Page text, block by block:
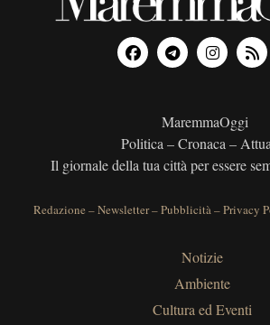
MaremmaOggi
Politica – Cronaca –
Il giornale della tua città per essere
Redazione –Newsletter–Pubblicità–Privacy
Notizie
Ambiente
Cultura ed Eventi